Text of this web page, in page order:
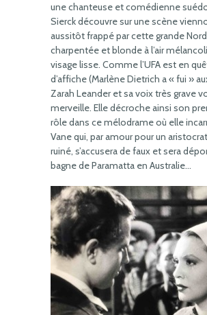
une chanteuse et comédienne
Sierck découvre sur une scène
aussitôt frappé par cette grande
charpentée et blonde à l’air
visage lisse. Comme l’UFA est en
d’affiche (Marlène Dietrich a « fui »
Zarah Leander et sa voix très grave
merveille. Elle décroche ainsi son
rôle dans ce mélodrame où elle
Vane qui, par amour pour un
ruiné, s’accusera de faux et sera
bagne de Paramatta en Australie…